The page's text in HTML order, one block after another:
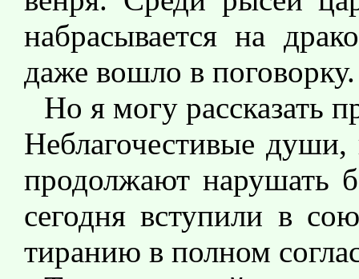
набрасывается на
даже вошло в поговорку.
Но я могу рассказать
Неблагочестивые
продолжают нарушать
сегодня вступили в
тиранию в полном